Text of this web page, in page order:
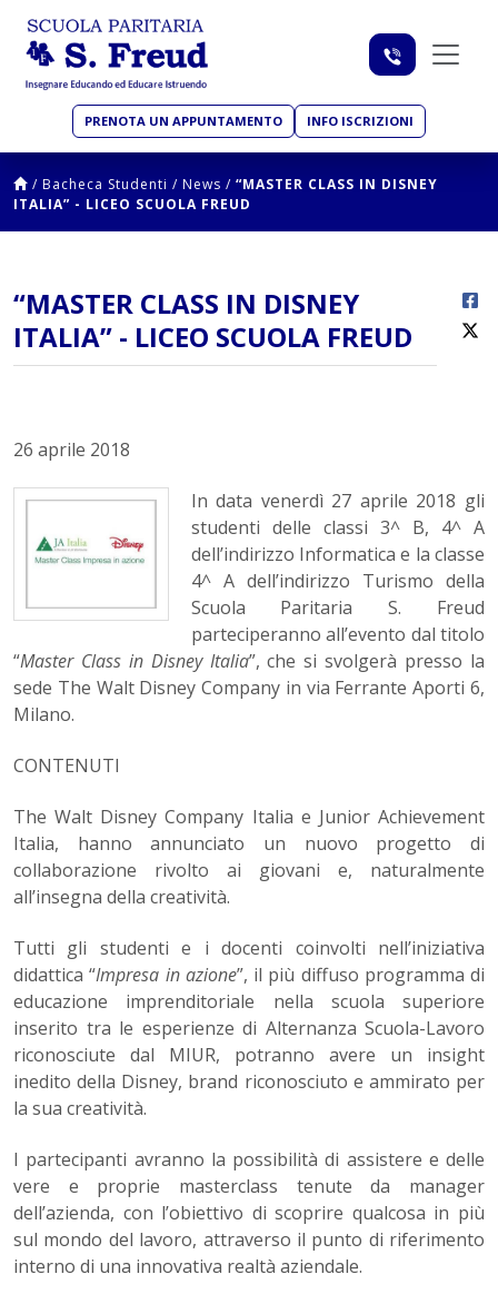
PRENOTA UN APPUNTAMENTO INFO ISCRIZIONI
/ Bacheca Studenti / News / “MASTER CLASS IN DISNEY
ITALIA” - LICEO SCUOLA FREUD
“MASTER CLASS IN DISNEY
ITALIA” - LICEO SCUOLA FREUD
26 aprile 2018
In data venerdì 27 aprile 2018 gli
studenti delle classi 3^ B, 4^ A
dell’indirizzo Informatica e la classe
4^ A dell’indirizzo Turismo della
Scuola Paritaria S. Freud
parteciperanno all’evento dal titolo
“Master Class in Disney Italia”, che si svolgerà presso la
sede The Walt Disney Company in via Ferrante Aporti 6,
Milano.
CONTENUTI
The Walt Disney Company Italia e Junior Achievement
Italia, hanno annunciato un nuovo progetto di
collaborazione rivolto ai giovani e, naturalmente
all’insegna della creatività.
Tutti gli studenti e i docenti coinvolti nell’iniziativa
didattica “Impresa in azione”, il più diffuso programma di
educazione imprenditoriale nella scuola superiore
inserito tra le esperienze di Alternanza Scuola-Lavoro
riconosciute dal MIUR, potranno avere un insight
inedito della Disney, brand riconosciuto e ammirato per
la sua creatività.
I partecipanti avranno la possibilità di assistere e delle
vere e proprie masterclass tenute da manager
dell’azienda, con l’obiettivo di scoprire qualcosa in più
sul mondo del lavoro, attraverso il punto di riferimento
interno di una innovativa realtà aziendale.